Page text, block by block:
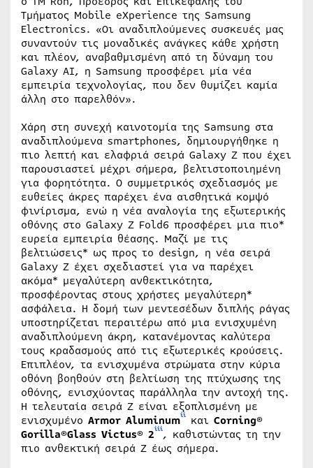
Τμήματος Mobile eXperience της Samsung
Electronics. «Οι αναδιπλούμενες συσκευές μας
συναντούν τις μοναδικές ανάγκες κάθε χρήστη
και πλέον, αναβαθμισμένη από τη δύναμη του
Galaxy AI, η Samsung προσφέρει μία νέα
εμπειρία τεχνολογίας, που δεν θυμίζει καμία
άλλη στο παρελθόν».
Χάρη στη συνεχή καινοτομία της Samsung στα
αναδιπλούμενα smartphones, δημιουργήθηκε η
πιο λεπτή και ελαφριά σειρά Galaxy Z που έχει
παρουσιαστεί μέχρι σήμερα, βελτιστοποιημένη
για φορητότητα. Ο συμμετρικός σχεδιασμός με
ευθείες άκρες παρέχει ένα αισθητικά κομψό
φινίρισμα, ενώ η νέα αναλογία της εξωτερικής
οθόνης στο Galaxy Z Fold6 προσφέρει μια πιο*
ευρεία εμπειρία θέασης. Μαζί με τις
βελτιώσεις* ως προς το design, η νέα σειρά
Galaxy Z έχει σχεδιαστεί για να παρέχει
ακόμα* μεγαλύτερη ανθεκτικότητα,
προσφέροντας στους χρήστες μεγαλύτερη*
ασφάλεια. Η δομή των μεντεσέδων διπλής ράγας
υποστηρίζεται περαιτέρω από μια ενισχυμένη
αναδιπλούμενη άκρη, κατανέμοντας καλύτερα
τους κραδασμούς από τις εξωτερικές κρούσεις.
Επιπλέον, τα ενισχυμένα στρώματα στην κύρια
οθόνη βοηθούν στη βελτίωση της πτύχωσης της
οθόνης, ενισχύοντας παράλληλα την αντοχή της.
Η τελευταία σειρά Z είναι εξοπλισμένη με
ενισχυμένο Armor Aluminumii και Corning®
Gorilla®Glass Victus® 2iii, καθιστώντας τη την
πιο ανθεκτική σειρά Ζ έως σήμερα.